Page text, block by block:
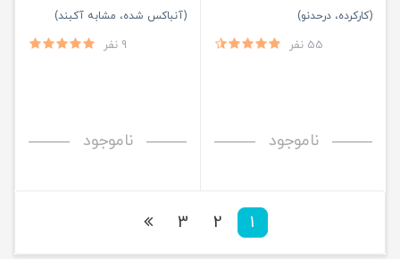
(کارکرده، درحدنو)
55 نفر
ناموجود
(آنباکس شده، مشابه آکبند)
9 نفر
ناموجود
1
2
3